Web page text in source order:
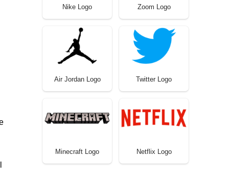
Nike Logo Zoom Logo
Air Jordan Logo Twitter Logo
Minecraft Logo Netflix Logo